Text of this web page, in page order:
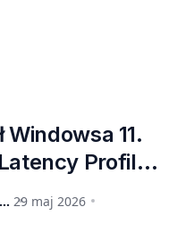
11.
Profile”
przetestować
29 maj 2026